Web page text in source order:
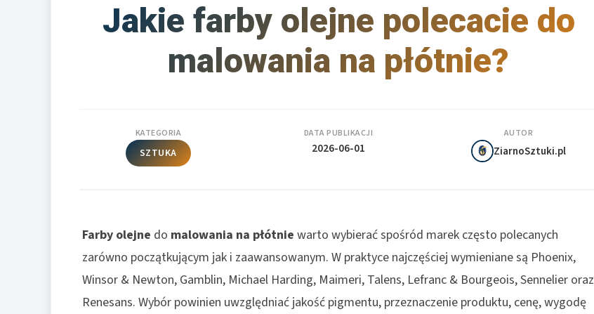
Jakie farby olejne polecacie do
malowania na płótnie?
KATEGORIA
SZTUKA
DATA PUBLIKACJI
2026-06-01
AUTOR
ZiarnoSztuki.pl
Farby olejne do malowania na płótnie warto wybierać spośród marek często polecanych
zarówno początkującym jak i zaawansowanym. W praktyce najczęściej wymieniane są Phoenix,
Winsor & Newton, Gamblin, Michael Harding, Maimeri, Talens, Lefranc & Bourgeois, Sennelier oraz
Renesans. Wybór powinien uwzględniać jakość pigmentu, przeznaczenie produktu, cenę, wygodę